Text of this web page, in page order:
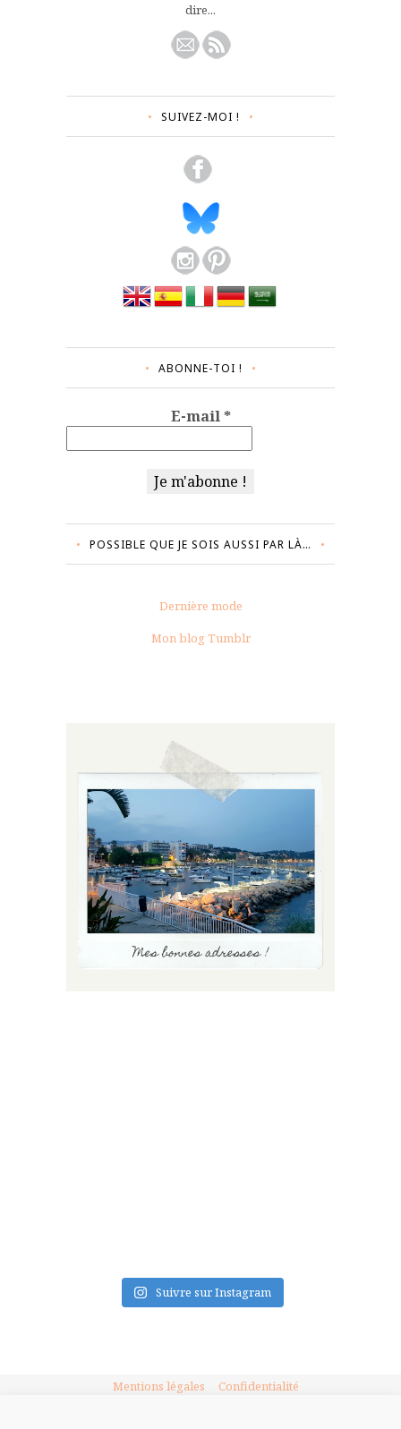
dire...
SUIVEZ-MOI !
ABONNE-TOI !
E-mail*
POSSIBLE QUE JE SOIS AUSSI PAR LÀ…
Dernière mode
Mon blog Tumblr
Suivre sur Instagram
Mentions légales Confidentialité